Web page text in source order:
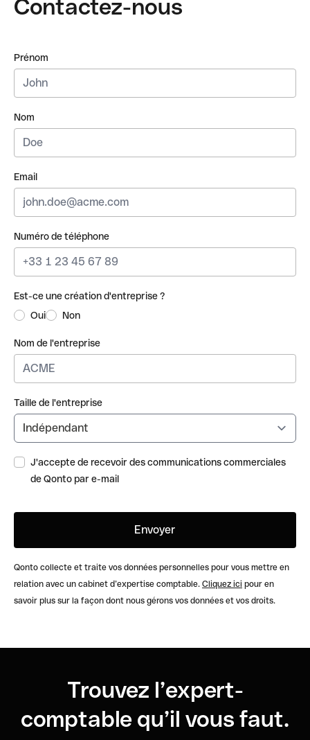
Contactez-nous
Prénom
Nom
Email
Numéro de téléphone
Est-ce une création d'entreprise ?
Oui
Non
Nom de l'entreprise
Taille de l'entreprise
J'accepte de recevoir des communications commerciales
de Qonto par e-mail
Qonto collecte et traite vos données personnelles pour vous mettre en
relation avec un cabinet d’expertise comptable. Cliquez ici pour en
savoir plus sur la façon dont nous gérons vos données et vos droits.
Trouvez l’expert-
comptable qu’il vous faut.